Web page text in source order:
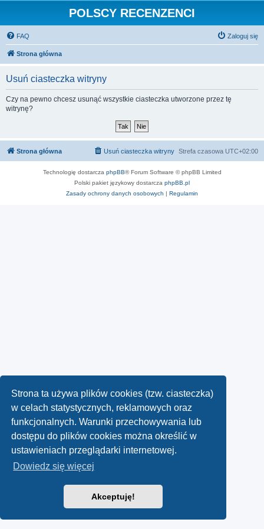
Strona ta używa plików cookies (tzw. ciasteczka)
w celach statystycznych, reklamowych oraz
funkcjonalnych. Warunki przechowywania lub
dostępu do plików cookies można określić w
ustawieniach przeglądarki internetowej.
Dowiedz się więcej
Akceptuję!
POLSCY RECENZENCI
FAQ Zaloguj się
Strona główna
Usuń ciasteczka witryny
Czy na pewno chcesz usunąć wszystkie ciasteczka utworzone przez tę
witrynę?
Strona główna Strefa czasowa UTC+02:00
Usuń ciasteczka witryny
Technologię dostarcza phpBB® Forum Software © phpBB Limited
Polski pakiet językowy dostarcza phpBB.pl
Zasady ochrony danych osobowych | Regulamin